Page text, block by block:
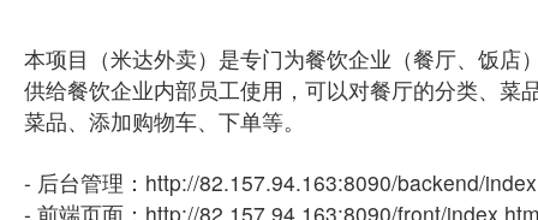
本项目（米达外卖）是专门为餐饮企业（餐厅、饭
供给餐饮企业内部员工使用，可以对餐厅的分类、
菜品、添加购物车、下单等。
- 后台管理：http://82.157.94.163:8090/backend/
- 前端页面：http://82.157.94.163:8090/front/